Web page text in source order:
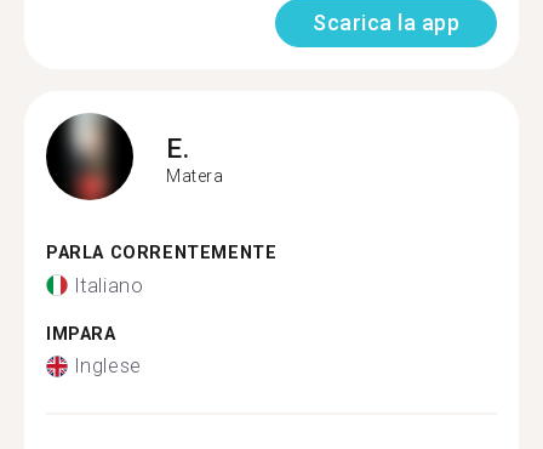
Scarica la app
E.
Matera
PARLA CORRENTEMENTE
Italiano
IMPARA
Inglese